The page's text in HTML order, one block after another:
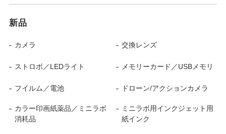
新品
カメラ 交換レンズ
ストロボ／LEDライト メモリーカード／USBメモリ
フイルム／電池 ドローン/アクションカメラ
カラー印画紙薬品／ミニラボ
消耗品
ミニラボ用インクジェット用
紙インク